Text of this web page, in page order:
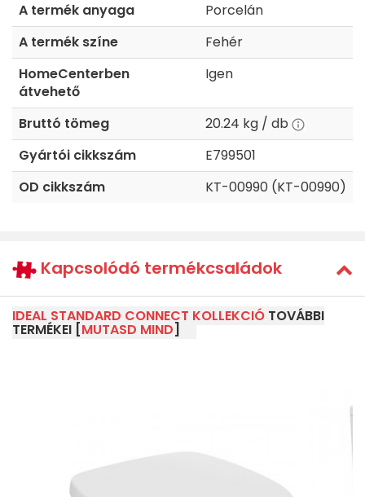
A termék anyaga
Porcelán
A termék színe
Fehér
HomeCenterben
átvehető
Igen
Bruttó tömeg
20.24 kg / db
Gyártói cikkszám
E799501
OD cikkszám
KT-00990 (KT-00990)
Kapcsolódó termékcsaládok
IDEAL STANDARD CONNECT KOLLEKCIÓ TOVÁBBI
TERMÉKEI [MUTASD MIND]